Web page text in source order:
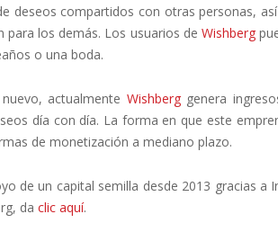
deseos compartidos con otras personas,
los demás. Los usuarios de Wishberg
o una boda.
actualmente Wishberggenera
día con día. La forma en que este
de monetización a mediano plazo.
de un capital semilla desde 2013 gracias
da clic aquí.